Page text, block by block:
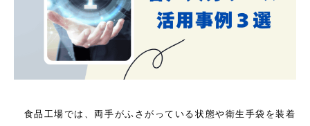
食品工場では、両手がふさがっている状態や衛生手袋を装着